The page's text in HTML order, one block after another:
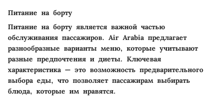
Питание на борту
Питание на борту является важной частью
обслуживания пассажиров. Air Arabia предлагает
разнообразные варианты меню, которые учитывают
разные предпочтения и диеты. Ключевая
характеристика — это возможность предварительного
выбора еды, что позволяет пассажирам выбирать
блюда, которые им нравятся.